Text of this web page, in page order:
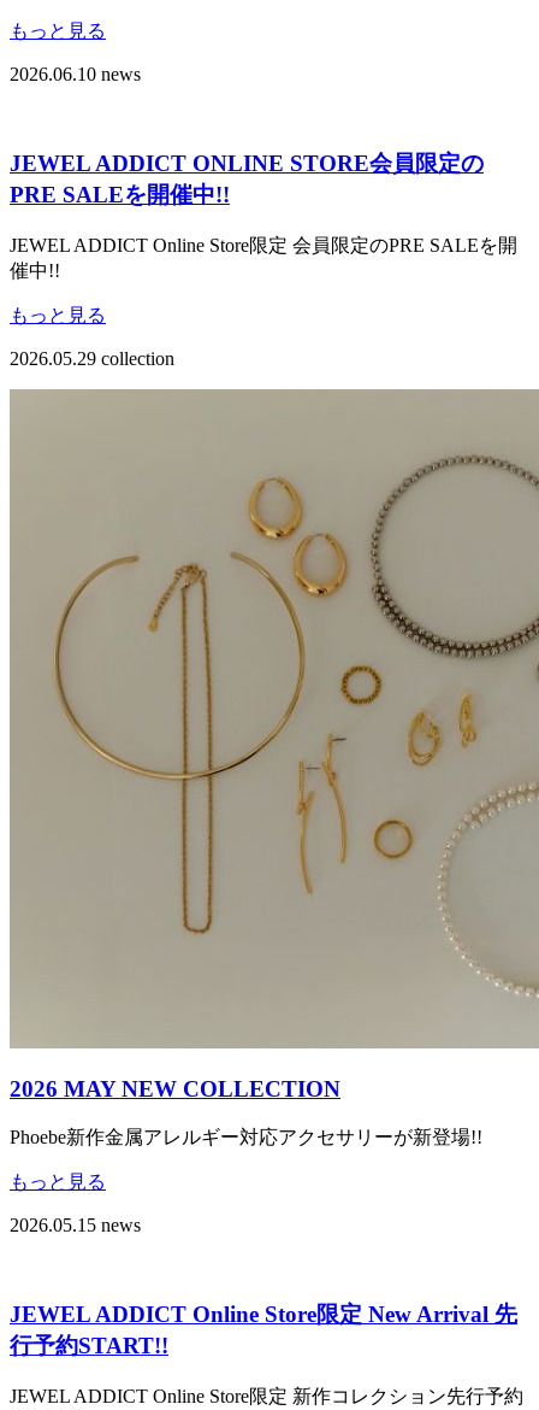
もっと見る
2026.06.10 news
JEWEL ADDICT ONLINE STORE会員限定の
PRE SALEを開催中!!
JEWEL ADDICT Online Store限定 会員限定のPRE SALEを開
催中!!
もっと見る
2026.05.29 collection
2026 MAY NEW COLLECTION
Phoebe新作金属アレルギー対応アクセサリーが新登場!!
もっと見る
2026.05.15 news
JEWEL ADDICT Online Store限定 New Arrival 先
行予約START!!
JEWEL ADDICT Online Store限定 新作コレクション先行予約